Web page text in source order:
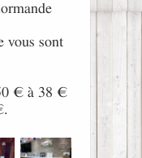
vous sont
€ à 38 €